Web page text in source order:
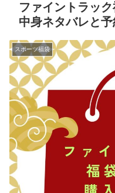
ファイントラッ
中身ネタバレと
スポーツ福袋